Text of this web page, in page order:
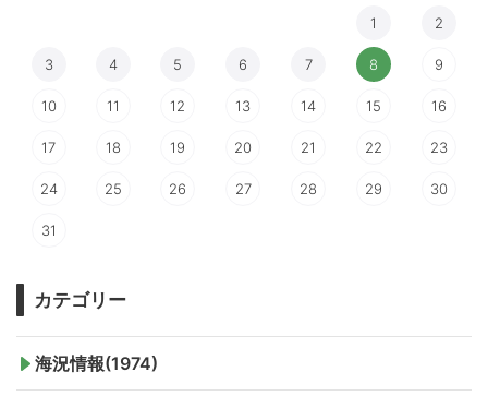
1 2
3 4 5 6 7 8 9
10 11 12 13 14 15 16
17 18 19 20 21 22 23
24 25 26 27 28 29 30
31
カテゴリー
海況情報(1974)